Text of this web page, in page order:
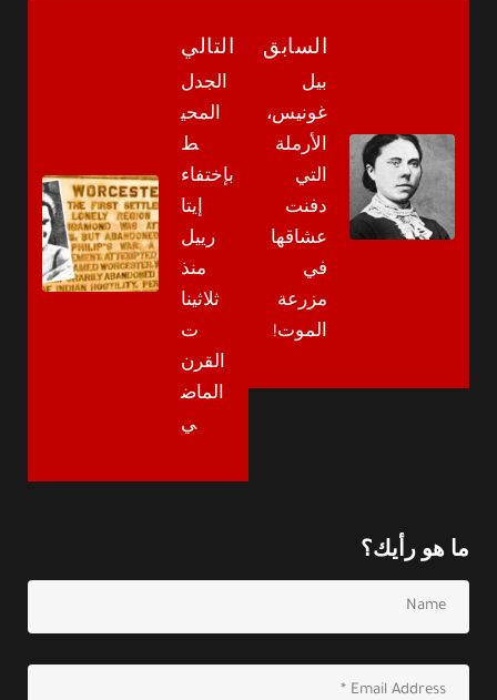
السابق
بيل
غونيس،
الأرملة
التي
دفنت
عشاقها
في
مزرعة
الموت!
التالي
الجدل
المحي
ط
بإختفاء
إيتا
رييل
منذ
ثلاثينا
ت
القرن
الماض
ي
ما هو رأيك؟